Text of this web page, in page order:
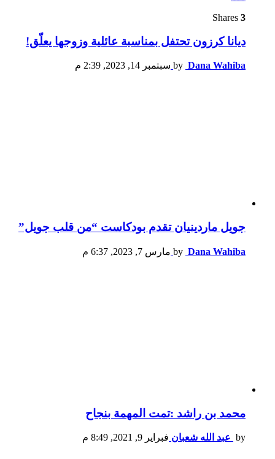
3
ديانا كرزون تحتفل بمناسبة عائلية وزوجها يعلّق!
by Dana Wahiba سبتمبر 14, 2023, 2:39 م
جويل ماردينيان تقدم بودكاست “من قلب جويل”
by Dana Wahiba مارس 7, 2023, 6:37 م
محمد بن راشد :تمت المهمة بنجاح
by عبد الله شعبان فبراير 9, 2021, 8:49 م